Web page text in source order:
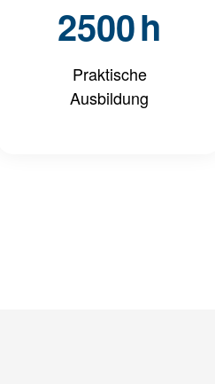
2500h
Praktische
Ausbildung